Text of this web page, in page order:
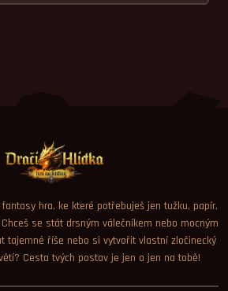
fantasy hra, ke které potřebuješ jen tužku, papír,
se stát drsným válečníkem nebo mocným
tajemné říše nebo si vytvořit vlastní zločinecký
Cesta tvých postav je jen a jen na tobě!